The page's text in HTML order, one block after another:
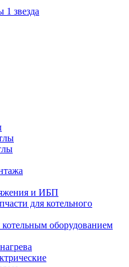
1 звезда
и ИБП
для котельного
оборудованием